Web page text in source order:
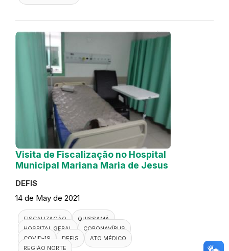
Visita de Fiscalização no Hospital
Municipal Mariana Maria de Jesus
DEFIS
14 de May de 2021
FISCALIZAÇÃO
QUISSAMÃ
HOSPITAL GERAL
CORONAVÍRUS
COVID-19
DEFIS
ATO MÉDICO
REGIÃO NORTE